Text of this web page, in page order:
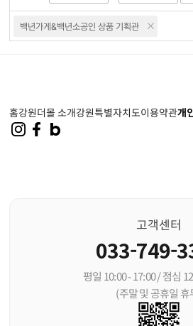
백년가게&백년소공인 상품 기획관
홈강원더몰 소개강원특별자치도이용약관개
고객센터
033-749-
평일 10:00 - 17:00 / 점심
(주말 및 공휴일 휴